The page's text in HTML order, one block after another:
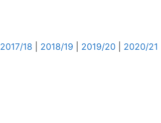
2017/18 2018/19 2019/20
2020/21